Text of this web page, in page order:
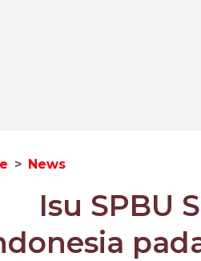
News
Isu SPBU